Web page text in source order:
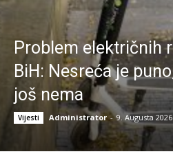
Problem električnih
BiH: Nesreća je
još nema
Vijesti Administrator - 9. Augusta 2026.